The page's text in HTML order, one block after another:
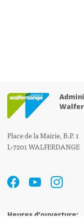
Place de la Mairie, B.P. 1
L-7201 WALFERDANGE
Heures d’ouverture: